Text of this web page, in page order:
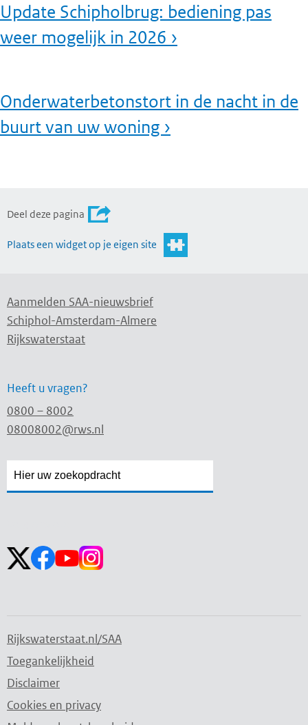
Update Schipholbrug: bediening pas
weer mogelijk in 2026 ›
Onderwaterbetonstort in de nacht in de
buurt van uw woning ›
Deel deze pagina
Plaats een widget op je eigen site
Aanmelden SAA-nieuwsbrief
Schiphol-Amsterdam-Almere
Rijkswaterstaat
Heeft u vragen?
0800 – 8002
08008002@rws.nl
Rijkswaterstaat.nl/SAA
Toegankelijkheid
Disclaimer
Cookies en privacy